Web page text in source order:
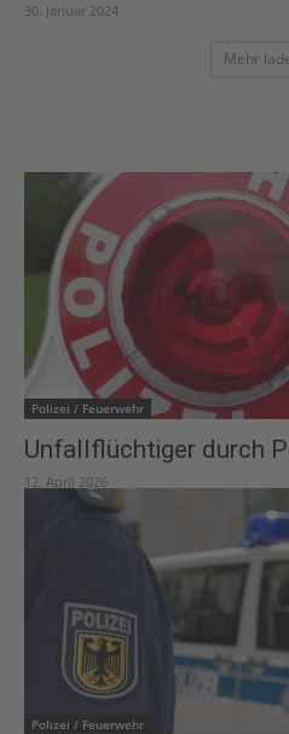
30. Januar 2024
Mehr
Polizei / Feuerwehr
Unfallflüchtiger durch
12. April 2026
Polizei / Feuerwehr